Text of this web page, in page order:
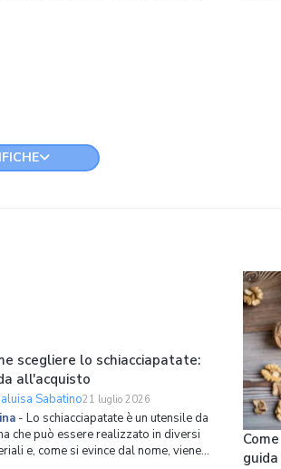
scegliere lo schiacciapatate:
all'acquisto
Sabatino21 luglio 2026
- Lo schiacciapatate è un utensile da
che può essere realizzato in diversi
e, come si evince dal nome, viene